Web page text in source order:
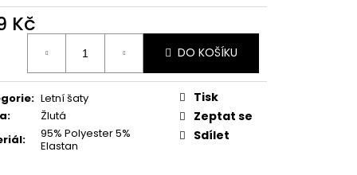
Kč
DO KOŠÍKU
: Letní šaty
:
Žlutá
:
95% Polyester 5%
Elastan
Tisk
Zeptat se
Sdílet
Následující
KABELKA